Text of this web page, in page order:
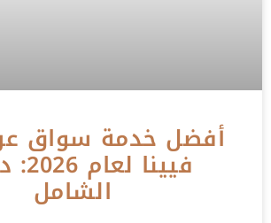
أفضل خدمة سواق
الشامل